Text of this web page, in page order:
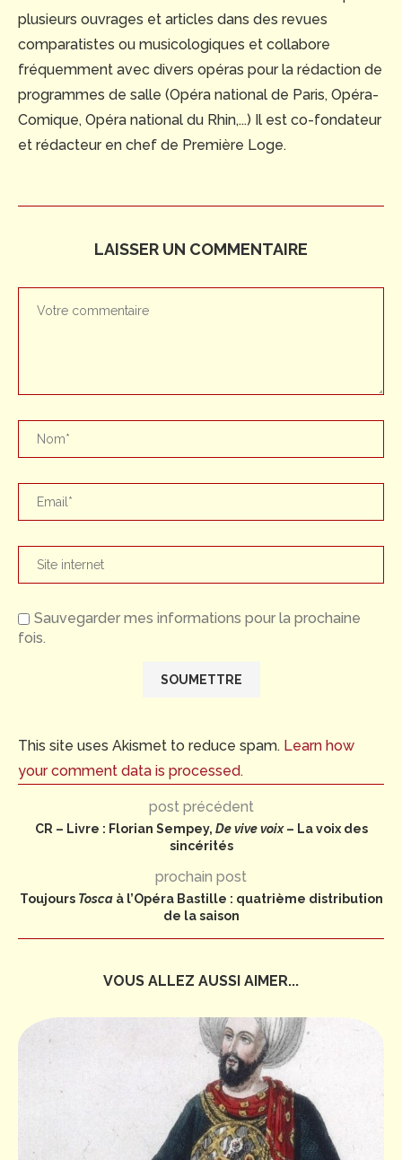
plusieurs ouvrages et articles dans des revues
comparatistes ou musicologiques et collabore
fréquemment avec divers opéras pour la rédaction de
programmes de salle (Opéra national de Paris, Opéra-
Comique, Opéra national du Rhin,...) Il est co-fondateur
et rédacteur en chef de Première Loge.
LAISSER UN COMMENTAIRE
Sauvegarder mes informations pour la prochaine
fois.
This site uses Akismet to reduce spam. Learn how
your comment data is processed.
post précédent
CR – Livre : Florian Sempey, De vive voix– La voix des
sincérités
prochain post
Toujours Toscaà l’Opéra Bastille : quatrième distribution
de la saison
VOUS ALLEZ AUSSI AIMER...